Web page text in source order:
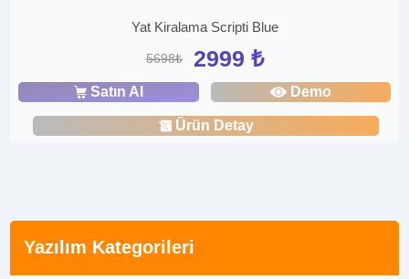
Yazılım Kategorileri
Yat Kiralama Scripti Blue
5698₺ 2999 ₺
Satın Al Demo
Ürün Detay